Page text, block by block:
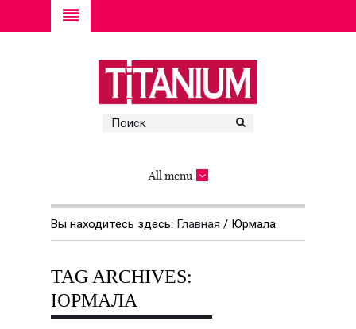
All menu
Вы находитесь здесь: Главная / Юрмала
TAG ARCHIVES:
ЮРМАЛА